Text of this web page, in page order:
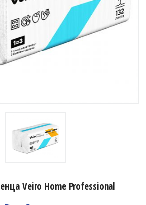
Veiro Home Professional